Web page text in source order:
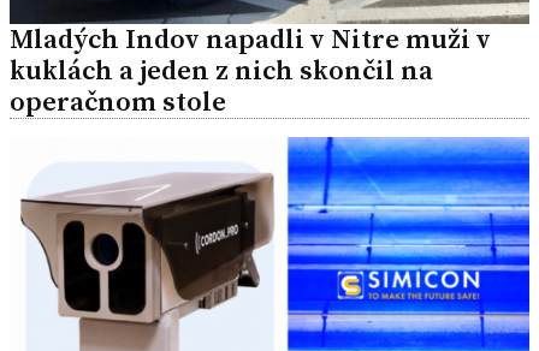
Mladých Indov napadli v Nitre muži v
kuklách a jeden z nich skončil na
operačnom stole